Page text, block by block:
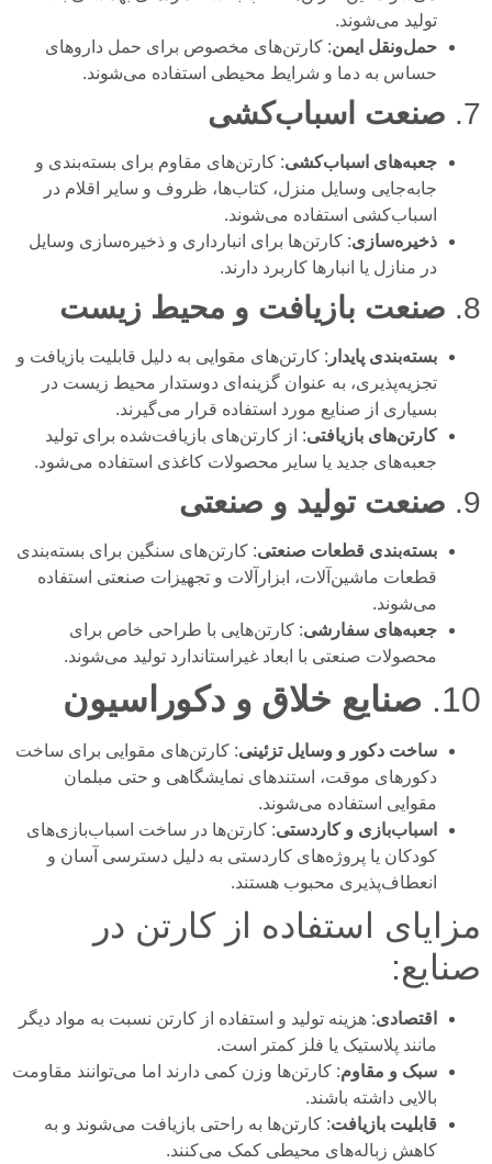
تولید می‌شوند.
حمل‌ونقل ایمن: کارتن‌های مخصوص برای حمل داروهای
حساس به دما و شرایط محیطی استفاده می‌شوند.
7. صنعت اسباب‌کشی
جعبه‌های اسباب‌کشی: کارتن‌های مقاوم برای بسته‌بندی و
جابه‌جایی وسایل منزل، کتاب‌ها، ظروف و سایر اقلام در
اسباب‌کشی استفاده می‌شوند.
ذخیره‌سازی: کارتن‌ها برای انبارداری و ذخیره‌سازی وسایل
در منازل یا انبارها کاربرد دارند.
8. صنعت بازیافت و محیط زیست
بسته‌بندی پایدار : کارتن‌های مقوایی به دلیل قابلیت بازیافت و
تجزیه‌پذیری، به عنوان گزینه‌ای دوستدار محیط زیست در
بسیاری از صنایع مورد استفاده قرار می‌گیرند.
کارتن‌های بازیافتی: از کارتن‌های بازیافت‌شده برای تولید
جعبه‌های جدید یا سایر محصولات کاغذی استفاده می‌شود.
9. صنعت تولید و صنعتی
بسته‌بندی قطعات صنعتی: کارتن‌های سنگین برای بسته‌بندی
قطعات ماشین‌آلات، ابزارآلات و تجهیزات صنعتی استفاده
می‌شوند.
جعبه‌های سفارشی: کارتن‌هایی با طراحی خاص برای
محصولات صنعتی با ابعاد غیراستاندارد تولید می‌شوند.
10. صنایع خلاق و دکوراسیون
ساخت دکور و وسایل تزئینی: کارتن‌های مقوایی برای ساخت
دکورهای موقت، استندهای نمایشگاهی و حتی مبلمان
مقوایی استفاده می‌شوند.
اسباب‌بازی و کاردستی: کارتن‌ها در ساخت اسباب‌بازی‌های
کودکان یا پروژه‌های کاردستی به دلیل دسترسی آسان و
انعطاف‌پذیری محبوب هستند.
مزایای استفاده از کارتن در
صنایع:
اقتصادی: هزینه تولید و استفاده از کارتن نسبت به مواد دیگر
مانند پلاستیک یا فلز کمتر است.
سبک و مقاوم: کارتن‌ها وزن کمی دارند اما می‌توانند مقاومت
بالایی داشته باشند.
قابلیت بازیافت: کارتن‌ها به راحتی بازیافت می‌شوند و به
کاهش زباله‌های محیطی کمک می‌کنند.